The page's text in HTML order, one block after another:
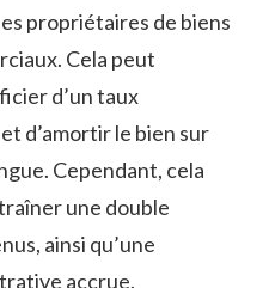
propriétaires​ de biens
Cela peut
d’un taux
​d’amortir le bien sur​
Cependant,⁢ cela
une⁢ double⁢
ainsi qu’une
accrue.